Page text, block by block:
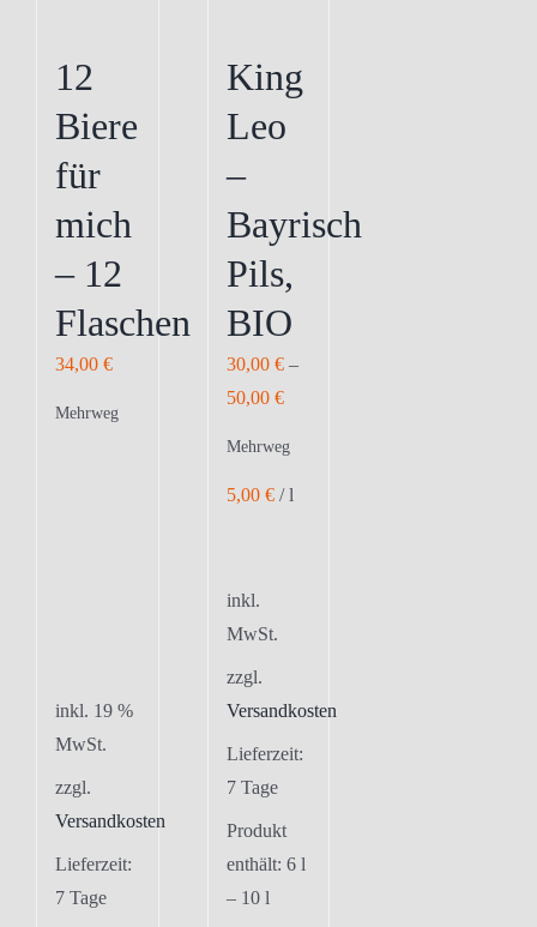
12
Biere
für
mich
– 12
Flaschen
34,00 €
Mehrweg
inkl. 19 %
MwSt.
zzgl.
Versandkosten
Lieferzeit:
7 Tage
King
Leo
–
Bayrisch
Pils,
BIO
30,00 €–
50,00 €
Mehrweg
5,00 €/l
inkl.
MwSt.
zzgl.
Versandkosten
Lieferzeit:
7 Tage
Produkt
enthält: 6 l
– 10 l